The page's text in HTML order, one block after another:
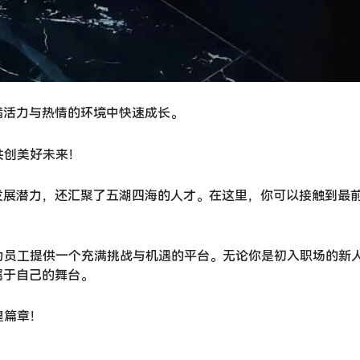
力与热情的环境中快速成长。
美好未来！
潜力，还汇聚了五湖四海的人才。在这里，你可以接触到最
工提供一个充满挑战与机遇的平台。无论你是初入职场的新
自己的舞台。
章！